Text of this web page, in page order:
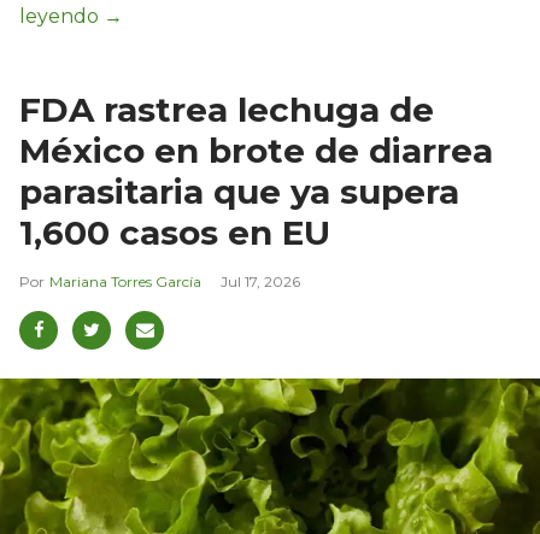
FDA rastrea lechuga de
México en brote de diarrea
parasitaria que ya supera
1,600 casos en EU
Mariana Torres García Jul 17, 2026